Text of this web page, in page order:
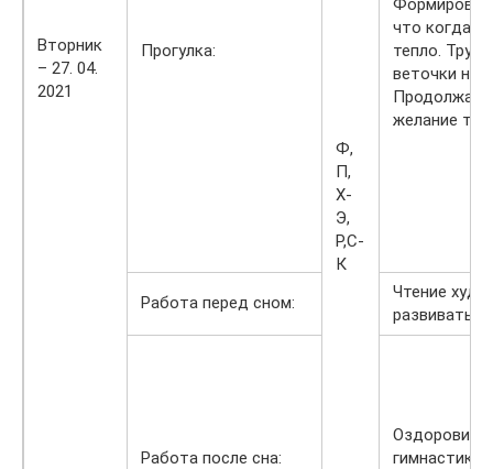
Вторник
– 27. 04.
2021
Прогулка:
Ф,
П,
Х-
Э,
Р,С-
К
что когда
тепло.
веточки на
желание
Работа перед сном:
Чтение
развивать
Работа после сна:
гимнастика